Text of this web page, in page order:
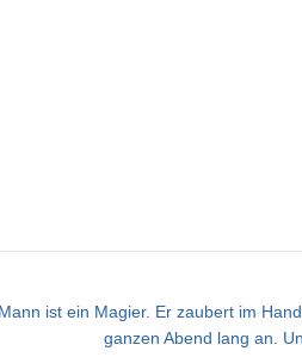
ist ein Magier. Er zaubert im
ganzen Abend lang an.